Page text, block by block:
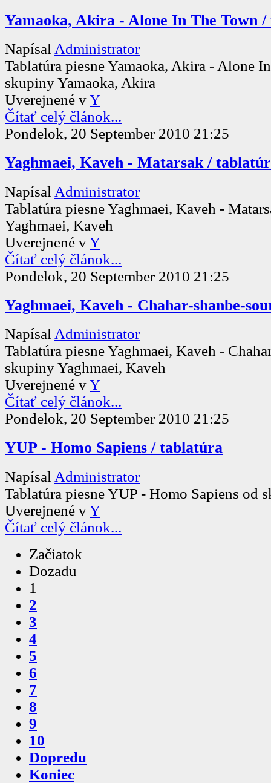
Yamaoka, Akira - Alone In The Town
NapísalAdministrator
Tablatúra piesne Yamaoka, Akira - Alone
skupiny Yamaoka, Akira
Uverejnené vY
Čítať celý článok...
Pondelok, 20 September 2010 21:25
Yaghmaei, Kaveh - Matarsak /
Napísal Administrator
Tablatúra piesne Yaghmaei, Kaveh -
Yaghmaei, Kaveh
Uverejnené vY
Čítať celý článok...
Pondelok, 20 September 2010 21:25
Yaghmaei, Kaveh - Chahar-shanbe-
Napísal Administrator
Tablatúra piesne Yaghmaei, Kaveh -
skupiny Yaghmaei, Kaveh
Uverejnené vY
Čítať celý článok...
Pondelok, 20 September 2010 21:25
YUP - Homo Sapiens / tablatúra
Napísal Administrator
Tablatúra piesne YUP - Homo Sapiens od
Uverejnené vY
Čítať celý článok...
Začiatok
Dozadu
1
2
3
4
5
6
7
8
9
10
Dopredu
Koniec